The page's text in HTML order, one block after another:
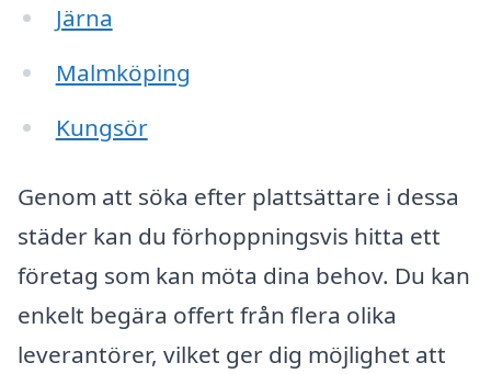
Järna
Malmköping
Kungsör
Genom att söka efter plattsättare i dessa
städer kan du förhoppningsvis hitta ett
företag som kan möta dina behov. Du kan
enkelt begära offert från flera olika
leverantörer, vilket ger dig möjlighet att